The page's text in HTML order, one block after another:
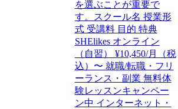
を選ぶことが重要で
す。スクール名 授業形
式 受講料 目的 特典
SHElikes オンライン
（自習） ¥10,450/月（税
込）〜 就職/転職・フリ
ーランス・副業 無料体
験レッスンキャンペー
ン中 インターネット・